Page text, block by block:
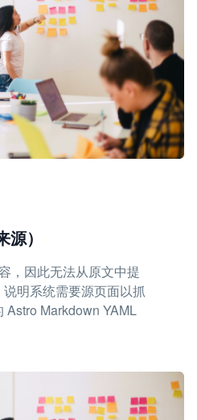
）
，因此无法从原文中提
明系统需要源页面以抓
Astro Markdown YAML